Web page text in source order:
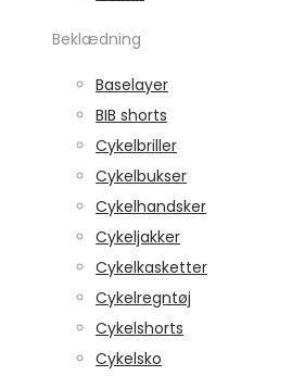
Beklædning
Baselayer
BIB shorts
Cykelbriller
Cykelbukser
Cykelhandsker
Cykeljakker
Cykelkasketter
Cykelregntøj
Cykelshorts
Cykelsko